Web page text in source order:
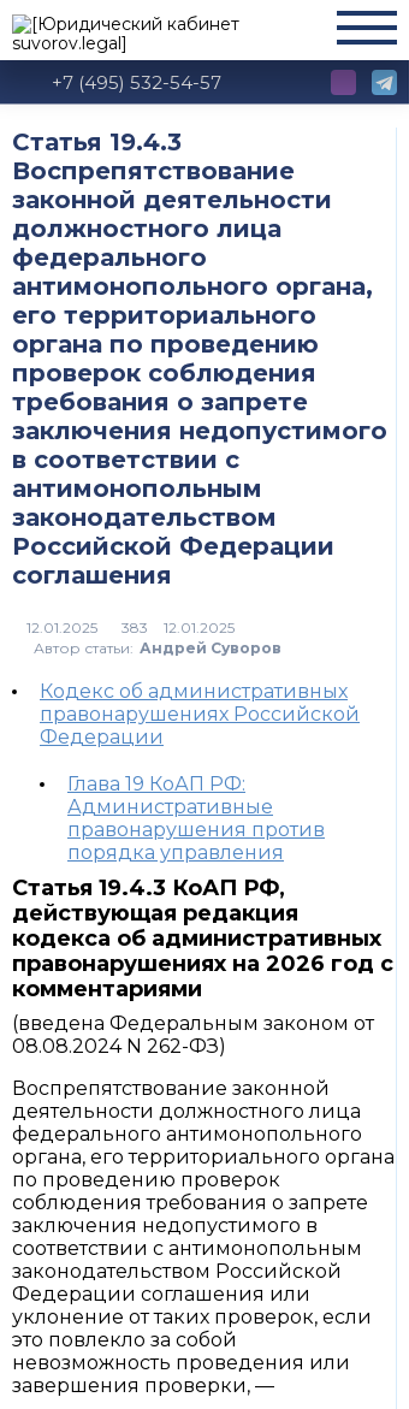
+7 (495) 532-54-57
Статья 19.4.3
Воспрепятствование
законной деятельности
должностного лица
федерального
антимонопольного органа,
его территориального
органа по проведению
проверок соблюдения
требования о запрете
заключения недопустимого
в соответствии с
антимонопольным
законодательством
Российской Федерации
соглашения
383
Автор статьи: Андрей Суворов
Кодекс об административных
правонарушениях Российской
Федерации
Глава 19 КоАП РФ:
Административные
правонарушения против
порядка управления
Статья 19.4.3 КоАП РФ,
действующая редакция
кодекса об административных
правонарушениях на 2026 год с
комментариями
(введена Федеральным законом от
08.08.2024 N 262-ФЗ)
Воспрепятствование законной
деятельности должностного лица
федерального антимонопольного
органа, его территориального органа
по проведению проверок
соблюдения требования о запрете
заключения недопустимого в
соответствии с антимонопольным
законодательством Российской
Федерации соглашения или
уклонение от таких проверок, если
это повлекло за собой
невозможность проведения или
завершения проверки, —